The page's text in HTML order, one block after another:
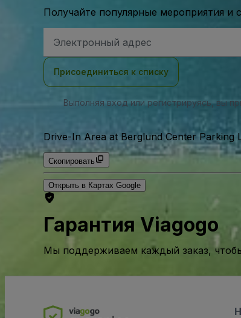
Получайте популярные мероприятия
электронной
Присоединиться к списку
Выполняя вход или регистрируясь, вы
Drive-In Area at Berglund Center Parking
Скопировать
Открыть в Картах Google
Гарантия Viagogo
Мы поддерживаем каждый заказ,